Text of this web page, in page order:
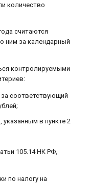
количество
считаются
ним за календарный
контролируемыми
соответствующий
в пункте 2
105.14 НК РФ,
по налогу на